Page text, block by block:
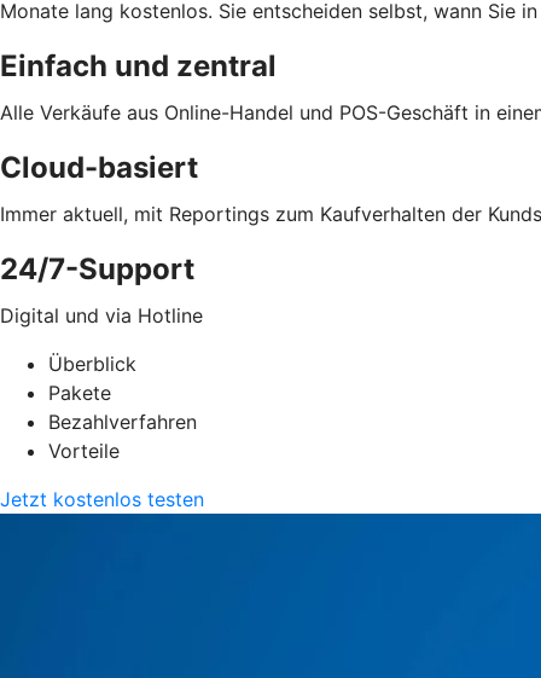
Monate lang kostenlos. Sie entscheiden selbst, wann Sie
Einfach und zentral
Alle Verkäufe aus Online-Handel und POS-Geschäft in
Cloud-basiert
Immer aktuell, mit Reportings zum Kaufverhalten der
24/7-Support
Digital und via Hotline
Überblick
Pakete
Bezahlverfahren
Vorteile
Jetzt kostenlos testen